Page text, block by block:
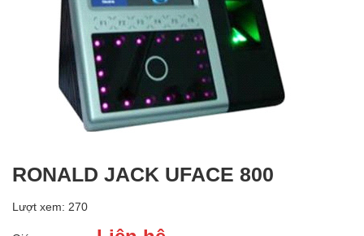
RONALD JACK UFACE 800
Lượt xem: 270